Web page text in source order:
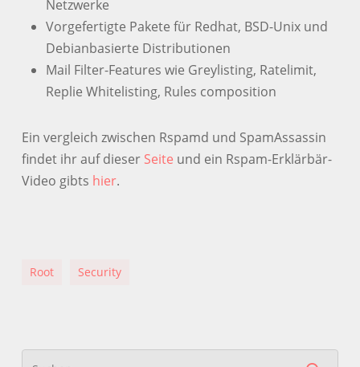
Netzwerke
Vorgefertigte Pakete für Redhat, BSD-Unix und
Debianbasierte Distributionen
Mail Filter-Features wie Greylisting, Ratelimit,
Replie Whitelisting, Rules composition
Ein vergleich zwischen Rspamd und SpamAssassin
findet ihr auf dieser Seite und ein Rspam-Erklärbär-
Video gibts hier.
Root Security